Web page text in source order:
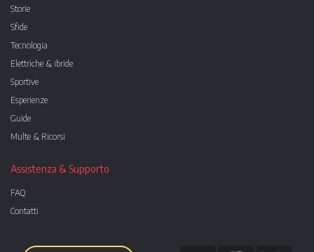
Storie
Sfide
Tecnologia
Elettriche & ibride
Sportive
Esperienze
Guide
Multe & Ricorsi
Assistenza & Supporto
FAQ
Contatti